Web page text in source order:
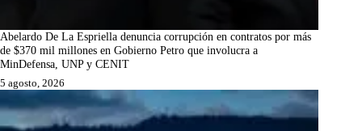
Abelardo De La Espriella denuncia corrupción en contratos por más
de $370 mil millones en Gobierno Petro que involucra a
MinDefensa, UNP y CENIT
5 agosto, 2026